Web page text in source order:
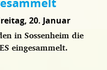
20. Januar
in Sossenheim die
eingesammelt.